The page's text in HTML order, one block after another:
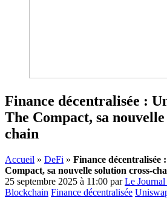
Finance décentralisée :
The Compact, sa
chain
Accueil » DeFi » Finance décentralisée
Compact, sa nouvelle solution cross-
25 septembre 2025 à 11:00 parLe
Blockchain Finance décentralisée